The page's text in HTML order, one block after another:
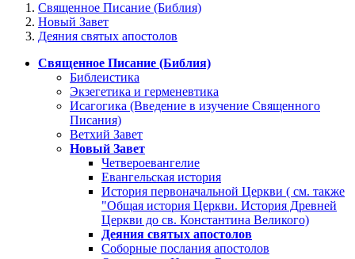
Священное Писание (Библия)
Новый Завет
Деяния святых апостолов
Священное Писание (Библия)
Библеистика
Экзегетика и герменевтика
Исагогика (Введение в изучение Священного
Писания)
Ветхий Завет
Новый Завет
Четвероевангелие
Евангельская история
История первоначальной Церкви ( см. также
"Общая история Церкви. История Древней
Церкви до св. Константина Великого)
Деяния святых апостолов
Соборные послания апостолов